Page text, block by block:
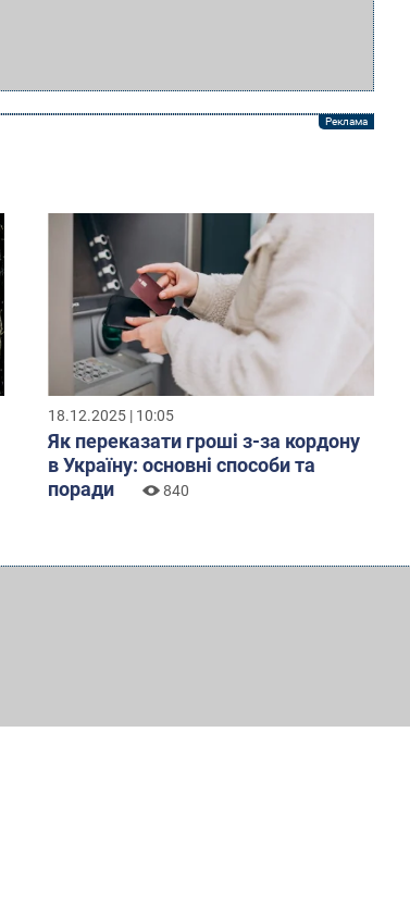
18.12.2025 | 10:05
Як переказати гроші з-за кордону
в Україну: основні способи та
поради
840